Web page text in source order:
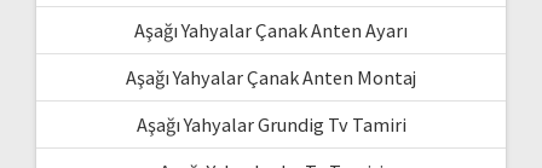
Aşağı Yahyalar Çanak Anten Ayarı
Aşağı Yahyalar Çanak Anten Montaj
Aşağı Yahyalar Grundig Tv Tamiri